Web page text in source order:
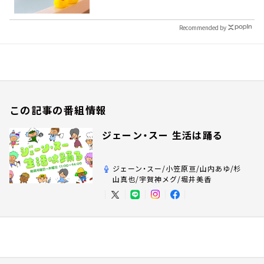
Recommended by
この記事の番組情報
ジェーン・スー 生活は踊る
ジェーン・スー/小笠原亘/山内あゆ/杉
山真也/宇賀神メグ/堀井美香